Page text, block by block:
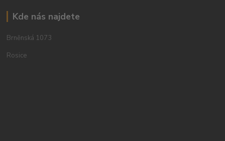
Kde nás najdete
Brněnská 1073
Rosice